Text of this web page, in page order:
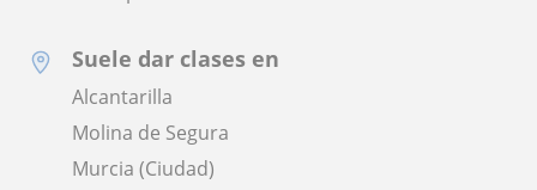
Suele dar clases en
Alcantarilla
Molina de Segura
Murcia (Ciudad)